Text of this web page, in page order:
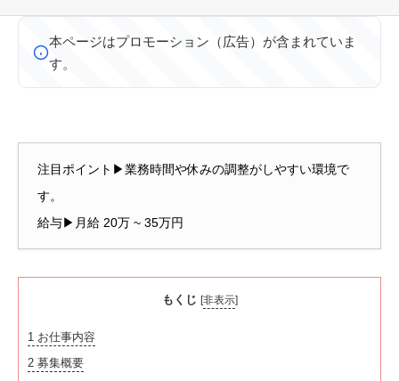
本ページはプロモーション（広告）が含まれていま
す。
注目ポイント▶業務時間や休みの調整がしやすい環境で
す。
給与▶月給 20万 ~ 35万円
もくじ [非表示]
1 お仕事内容
2 募集概要